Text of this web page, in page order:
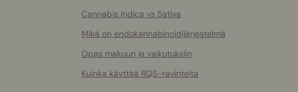
Cannabis Indica vs Sativa
Mikä on endokannabinoidijärjestelmä
Opas makuun ja vaikutuksiin
Kuinka käyttää RQS-ravinteita